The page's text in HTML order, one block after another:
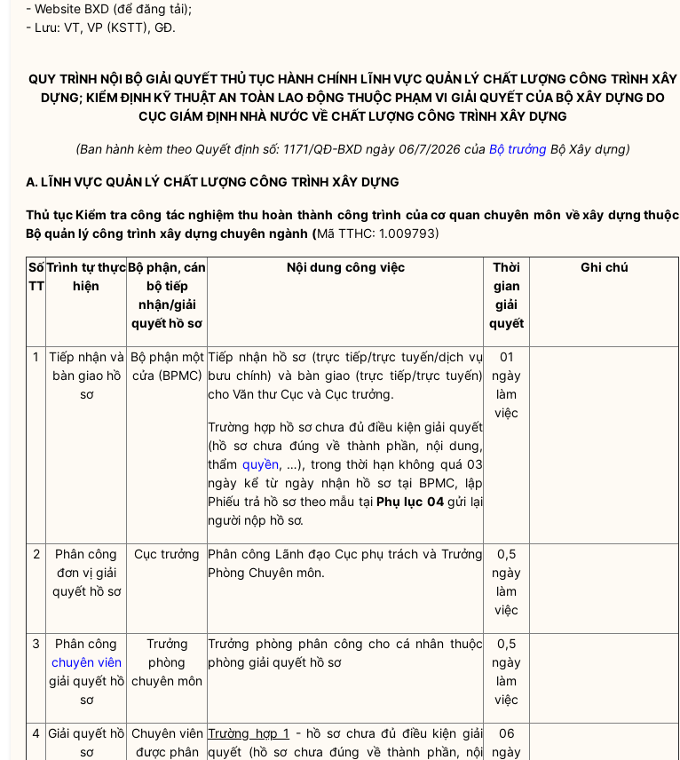
- Website BXD (để đăng tải);
- Lưu: VT, VP (KSTT), GĐ.
QUY TRÌNH NỘI BỘ GIẢI QUYẾT THỦ TỤC HÀNH CHÍNH LĨNH VỰC QUẢN LÝ CHẤT LƯỢNG CÔNG TRÌNH XÂY
DỰNG; KIỂM ĐỊNH KỸ THUẬT AN TOÀN LAO ĐỘNG THUỘC PHẠM VI GIẢI QUYẾT CỦA BỘ XÂY DỰNG DO
CỤC GIÁM ĐỊNH NHÀ NƯỚC VỀ CHẤT LƯỢNG CÔNG TRÌNH XÂY DỰNG
(Ban hành kèm theo Quyết định số: 1171/QĐ-BXD ngày 06/7/2026 của Bộ trưởng Bộ Xây dựng)
A.LĨNH VỰC QUẢN LÝ CHẤT LƯỢNG CÔNG TRÌNH XÂY DỰNG
Thủ tục Kiểm tra công tác nghiệm thu hoàn thành công trình của cơ quan chuyên môn về xây dựng thuộc
Bộ quản lý công trình xây dựng chuyên ngành (Mã TTHC: 1.009793)
Số
TT
Trình tự thực
hiện
Bộ phận, cán
bộ tiếp
nhận/giải
quyết hồ sơ
Nội dung công việc
Thời
gian
giải
quyết
Ghi chú
1
Tiếp nhận và
bàn giao hồ
sơ
Bộ phận một
cửa (BPMC)
Tiếp nhận hồ sơ (trực tiếp/trực tuyến/dịch vụ
bưu chính) và bàn giao (trực tiếp/trực tuyến)
cho Văn thư Cục và Cục trưởng.
Trường hợp hồ sơ chưa đủ điều kiện giải quyết
(hồ sơ chưa đúng về thành phần, nội dung,
thẩm quyền, …), trong thời hạn không quá 03
ngày kể từ ngày nhận hồ sơ tại BPMC, lập
Phiếu trả hồ sơ theo mẫu tạiPhụ lục 04gửi lại
người nộp hồ sơ.
01
ngày
làm
việc
2
Phân công
đơn vị giải
quyết hồ sơ
Cục trưởng
Phân công Lãnh đạo Cục phụ trách và Trưởng
Phòng Chuyên môn.
0,5
ngày
làm
việc
3
Phân công
chuyên viên
giải quyết hồ
sơ
Trưởng
phòng
chuyên môn
Trưởng phòng phân công cho cá nhân thuộc
phòng giải quyết hồ sơ
0,5
ngày
làm
việc
4 Giải quyết hồ
sơ
Chuyên viên
được phân
Trường hợp 1 - hồ sơ chưa đủ điều kiện giải
quyết (hồ sơ chưa đúng về thành phần, nội
06
ngày